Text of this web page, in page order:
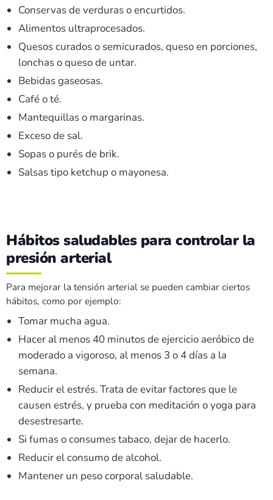
Conservas de verduras o encurtidos.
Alimentos ultraprocesados.
Quesos curados o semicurados, queso en porciones,
lonchas o queso de untar.
Bebidas gaseosas.
Café o té.
Mantequillas o margarinas.
Exceso de sal.
Sopas o purés de brik.
Salsas tipo ketchup o mayonesa.
Hábitos saludables para controlar la
presión arterial
Para mejorar la tensión arterial se pueden cambiar ciertos
hábitos, como por ejemplo:
Tomar mucha agua.
Hacer al menos 40 minutos de ejercicio aeróbico de
moderado a vigoroso, al menos 3 o 4 días a la
semana.
Reducir el estrés. Trata de evitar factores que le
causen estrés, y prueba con meditación o yoga para
desestresarte.
Si fumas o consumes tabaco, dejar de hacerlo.
Reducir el consumo de alcohol.
Mantener un peso corporal saludable.